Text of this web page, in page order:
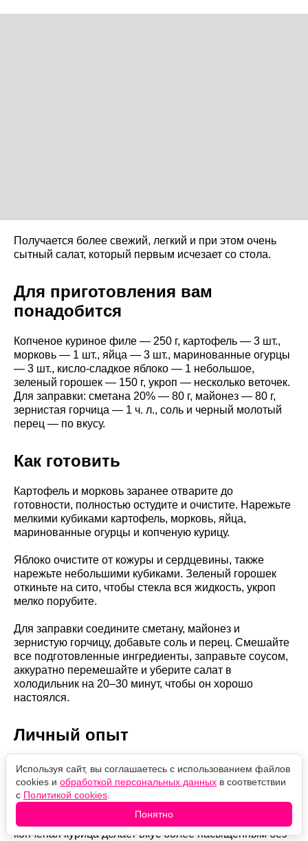
Получается более свежий, легкий и при этом очень
сытный салат, который первым исчезает со стола.
Для приготовления вам
понадобится
Копченое куриное филе — 250 г, картофель — 3 шт.,
морковь — 1 шт., яйца — 3 шт., маринованные огурцы
— 3 шт., кисло-сладкое яблоко — 1 небольшое,
зеленый горошек — 150 г, укроп — несколько веточек.
Для заправки: сметана 20% — 80 г, майонез — 80 г,
зернистая горчица — 1 ч. л., соль и черный молотый
перец — по вкусу.
Как готовить
Картофель и морковь заранее отварите до
готовности, полностью остудите и очистите. Нарежьте
мелкими кубиками картофель, морковь, яйца,
маринованные огурцы и копченую курицу.
Яблоко очистите от кожуры и сердцевины, также
нарежьте небольшими кубиками. Зеленый горошек
откиньте на сито, чтобы стекла вся жидкость, укроп
мелко порубите.
Для заправки соедините сметану, майонез и
зернистую горчицу, добавьте соль и перец. Смешайте
все подготовленные ингредиенты, заправьте соусом,
аккуратно перемешайте и уберите салат в
холодильник на 20–30 минут, чтобы он хорошо
настоялся.
Личный опыт
АвторPopcornNews.ru Ольга Мороз приготовила этот
салат не один раз и пришла к выводу, что именно
кисло-сладкое яблоко делает его особенным. Оно
добавляет свежесть и легкую сочность, поэтому салат
получается заметно легче классического оливье, а
копченая курица делает вкус более насыщенным без
Используя сайт, вы соглашаетесь с использованием файлов
cookies и обработкой персональных данных в соответствии
с Политикой cookies
Понятно